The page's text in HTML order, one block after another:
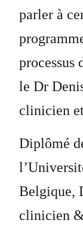
parler à
processus
le Dr
clinicien
Diplômé
Belgique,
clinicien